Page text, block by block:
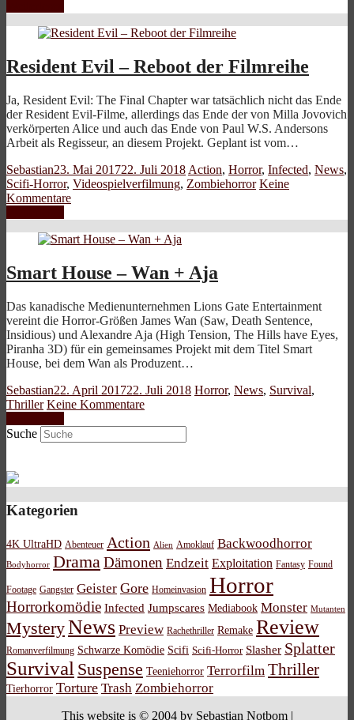
Resident Evil – Reboot der Filmreihe
Ja, Resident Evil: The Final Chapter war tatsächlich nicht das Ende
der Resident Evil-Filme, allerdings das Ende der von Milla Jovovich
verkörperten Alice und auch das Ende von Paul W.S. Andersons
Arbeit als Regisseur, an diesem Projekt. Geplant ist vom…
Sebastian23. Mai 201722. Juli 2018 Action, Horror, Infected, News,
Scifi-Horror, Videospielverfilmung, Zombiehorror Keine
Kommentare
Smart House – Wan + Aja
Das kanadische Medienunternehmen Lions Gate Entertainment
vereint die Horror-Größen James Wan (Saw, Death Sentence,
Insidious) und Alexandre Aja (High Tension, The Hills have Eyes,
Piranha 3D) für ein gemeinsames Projekt mit dem Titel Smart
House, bei dem Wan als Produzent…
Sebastian22. April 201722. Juli 2018 Horror, News, Survival,
Thriller Keine Kommentare
Suche
Kategorien
4K UltraHD Abenteuer Action Alien Amoklauf Backwoodhorror
Bodyhorror DramaDämonen Endzeit Exploitation Fantasy Found
Footage Gangster Geister Gore Homeinvasion Horror
Horrorkomödie Infected Jumpscares Mediabook Monster Mutanten
MysteryNews Preview Rachethriller Remake Review
Romanverfilmung Schwarze Komödie Scifi Scifi-Horror Slasher Splatter
Survival Suspense Teeniehorror Terrorfilm Thriller
Tierhorror Torture Trash Zombiehorror
This website is © 2004 by Sebastian Notbom |